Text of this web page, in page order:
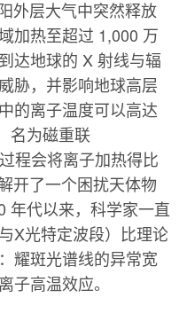
外层大气中突然释放
加热至超过 1,000 万
达地球的 X 射线与辐
胁，并影响地球高层
的离子温度可以高达
名为磁重联
程会将离子加热得比
开了一个困扰天体物
年代以来，科学家一直
X光特定波段）比理论
耀斑光谱线的异常宽
子高温效应。